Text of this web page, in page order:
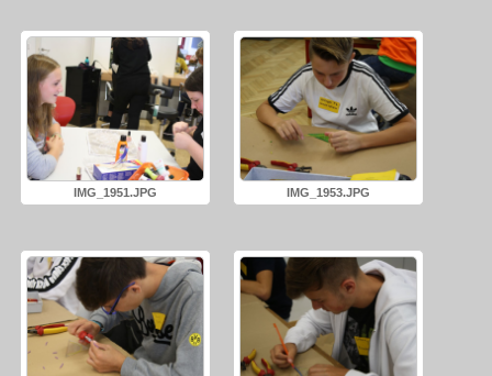
IMG_1951.JPG IMG_1953.JPG